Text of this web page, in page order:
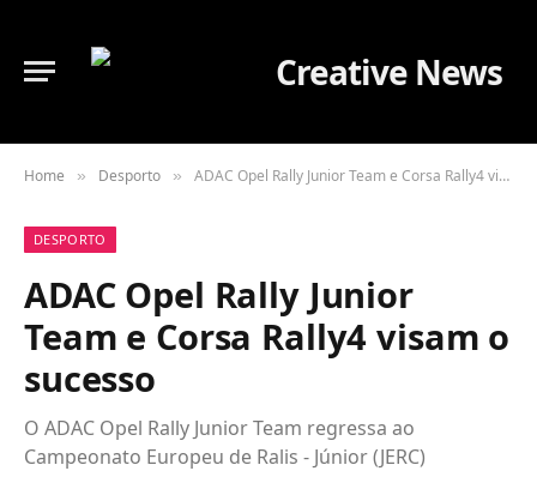
Home » Desporto » ADAC Opel Rally Junior Team e Corsa Rally4 visam o sucesso
DESPORTO
ADAC Opel Rally Junior
Team e Corsa Rally4 visam o
sucesso
O ADAC Opel Rally Junior Team regressa ao
Campeonato Europeu de Ralis - Júnior (JERC)